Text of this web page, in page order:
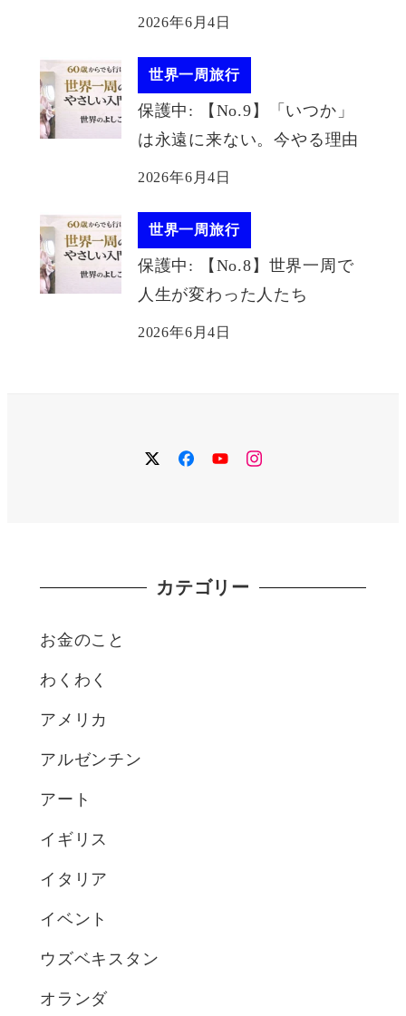
2026年6月4日
世界一周旅行
保護中: 【No.9】「いつか」
は永遠に来ない。今やる理由
2026年6月4日
世界一周旅行
保護中: 【No.8】世界一周で
人生が変わった人たち
2026年6月4日
twitterfacebook
YouTubeinstagram
カテゴリー
お金のこと
わくわく
アメリカ
アルゼンチン
アート
イギリス
イタリア
イベント
ウズベキスタン
オランダ